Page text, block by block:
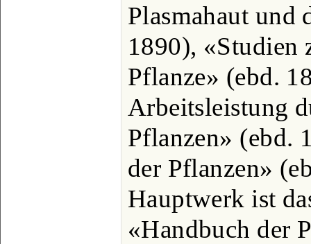
Plasmahaut und
1890), «Studien
Pflanze» (ebd.
Arbeitsleistung
Pflanzen» (ebd.
der Pflanzen»
Hauptwerk ist
«Handbuch der